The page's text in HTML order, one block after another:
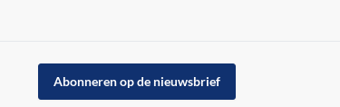
Abonneren op de nieuwsbrief